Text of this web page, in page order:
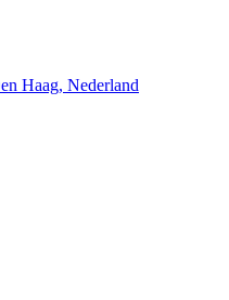
Haag, Nederland